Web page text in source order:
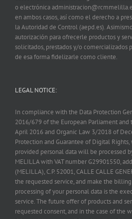
o electrónica
en ambos casos, así como el derecho a
la Autoridad de Control (aepd.es).
autorización para ofrecerle productos y
solicitados, prestados y/o comercializados
de esa forma fidelizarle como cliente.
LEGAL NOTICE:
In compliance with the Data Protection
2016/679 of the European Parliament and
April 2016 and Organic Law 3/2018 of
Protection and Guarantee of Digital
provided personal data will be processed
MELILLA with VAT number G29901550,
(MELILLA), C.P. 52001, CALLE CALLE
the requested service, and make the
processing of your personal data is the
service. The future offer of products and
requested consent, and in the case of the